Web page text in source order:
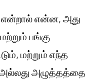
என்ன, அது
பங்கு
மற்றும் எந்த
அழுத்தத்தை